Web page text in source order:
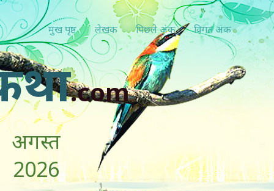
मुख पृष्ठ लेखक पिछ्ले अंक विगत अंक
.com
अगस्त
2026